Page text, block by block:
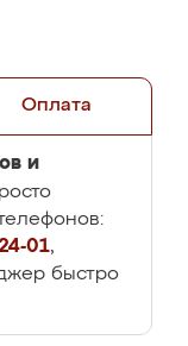
Оплата
и
01,
быстро